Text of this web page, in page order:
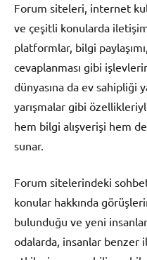
Forum siteleri, internet
ve çeşitli konularda
platformlar, bilgi
cevaplanması gibi
dünyasına da ev sahipliği
yarışmalar gibi
hem bilgi alışverişi hem
sunar.
Forum sitelerindeki sohbet
konular hakkında
bulunduğu ve yeni
odalarda, insanlar benzer